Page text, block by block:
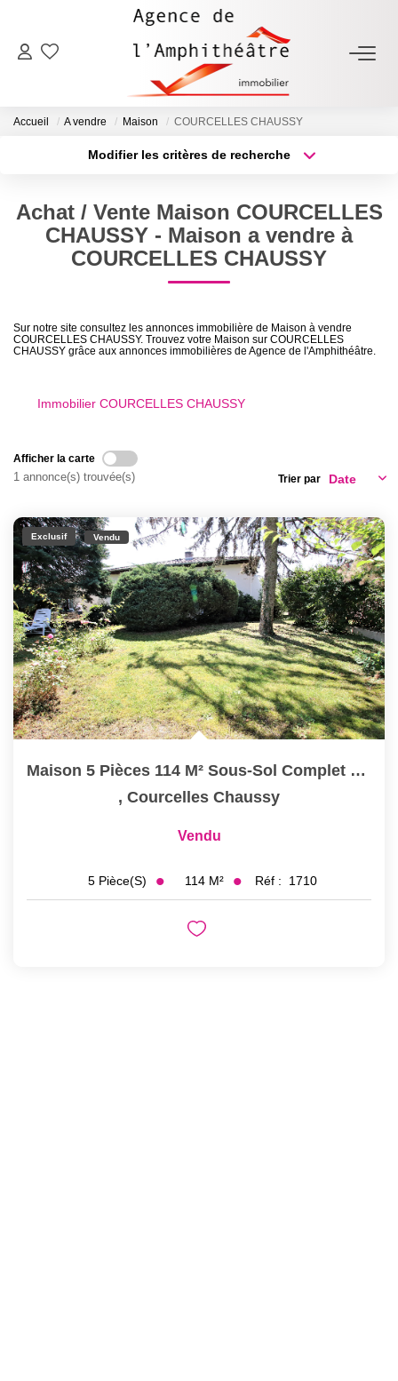
ACHETER
FAIRE GÉRER
Qui Sommes-Nous
Nous Rejoindre
Accueil A vendre Maison COURCELLES CHAUSSY
Modifier les critères de recherche
Sélectionnez...
Type de bien
Achat / Vente Maison COURCELLES
CHAUSSY - Maison a vendre à
COURCELLES CHAUSSY
Sur notre site consultez les annonces immobilière de Maison à vendre
COURCELLES CHAUSSY. Trouvez votre Maison sur COURCELLES
CHAUSSY grâce aux annonces immobilières de Agence de l'Amphithéâtre.
Immobilier COURCELLES CHAUSSY
Afficher la carte
1 annonce(s) trouvée(s) Trier par
Exclusif Vendu
Maison 5 Pièces 114 M² Sous-Sol Complet Garage Sur Parcelle...
, Courcelles Chaussy
Vendu
5 Pièce(s) 114 M² Réf : 1710